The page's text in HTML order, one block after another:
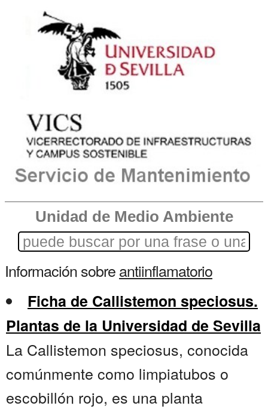
Unidad de Medio Ambiente
Información sobreantiinflamatorio
Ficha de Callistemon speciosus.
Plantas de la Universidad de Sevilla
La Callistemon speciosus, conocida
comúnmente como limpiatubos o
escobillón rojo, es una planta